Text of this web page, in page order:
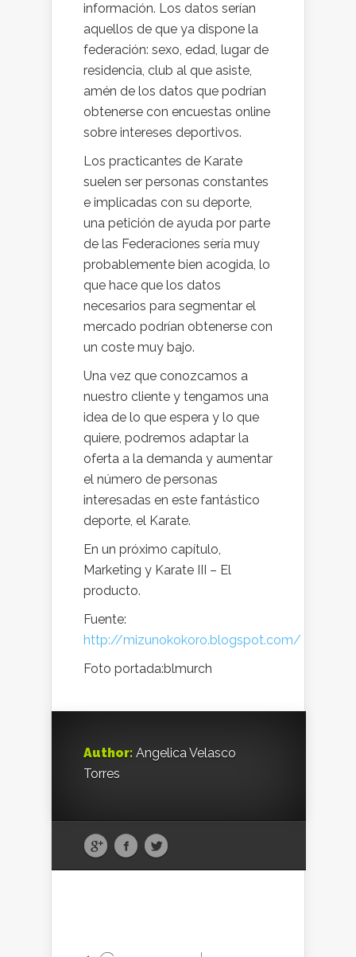
información. Los datos serían
aquellos de que ya dispone la
federación: sexo, edad, lugar de
residencia, club al que asiste,
amén de los datos que podrían
obtenerse con encuestas online
sobre intereses deportivos.
Los practicantes de Karate
suelen ser personas constantes
e implicadas con su deporte,
una petición de ayuda por parte
de las Federaciones sería muy
probablemente bien acogida, lo
que hace que los datos
necesarios para segmentar el
mercado podrían obtenerse con
un coste muy bajo.
Una vez que conozcamos a
nuestro cliente y tengamos una
idea de lo que espera y lo que
quiere, podremos adaptar la
oferta a la demanda y aumentar
el número de personas
interesadas en este fantástico
deporte, el Karate.
En un próximo capítulo,
Marketing y Karate III – El
producto.
Fuente:
http://mizunokokoro.blogspot.com/
Foto portada:blmurch
Author: Angelica Velasco
Torres